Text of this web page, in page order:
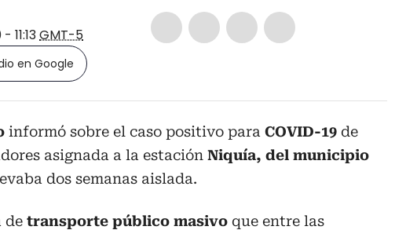
11:13GMT-5
en Google
informó sobre el caso positivo para COVID-19 de
asignada a la estación Niquía, del municipio
dos semanas aislada.
de transporte público masivo que entre las